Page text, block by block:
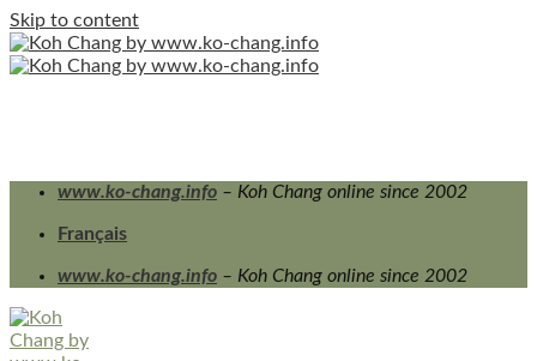
Skip to content
www.ko-chang.info – Koh Chang online since 2002
Français
www.ko-chang.info – Koh Chang online since 2002